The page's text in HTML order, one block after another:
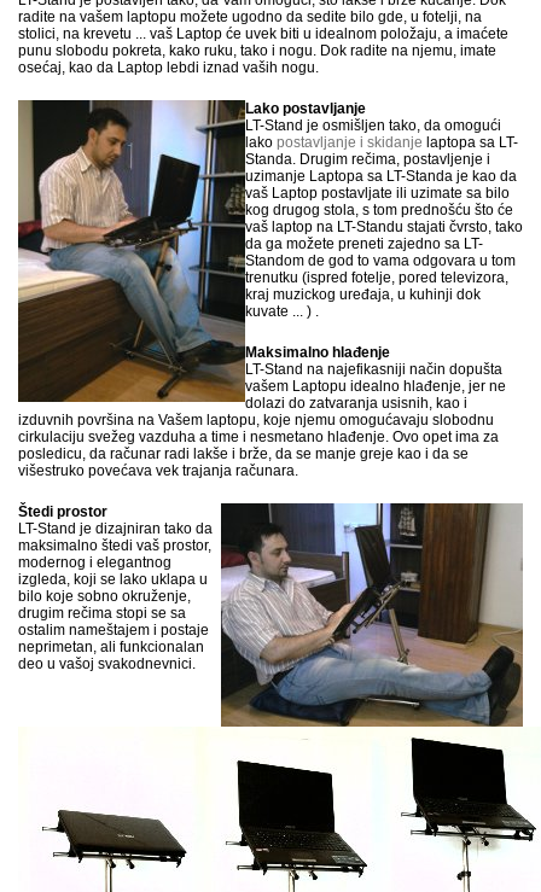
radite na vašem laptopu možete ugodno da sedite bilo gde, u fotelji, na
stolici, na krevetu ... vaš Laptop će uvek biti u idealnom položaju, a imaćete
punu slobodu pokreta, kako ruku, tako i nogu. Dok radite na njemu, imate
osećaj, kao da Laptop lebdi iznad vaših nogu.
Lako postavljanje
LT-Stand je osmišljen tako, da omogući
lako postavljanje i skidanje laptopa sa LT-
Standa. Drugim rečima, postavljenje i
uzimanje Laptopa sa LT-Standa je kao da
vaš Laptop postavljate ili uzimate sa bilo
kog drugog stola, s tom prednošću što će
vaš laptop na LT-Standu stajati čvrsto, tako
da ga možete preneti zajedno sa LT-
Standom de god to vama odgovara u tom
trenutku (ispred fotelje, pored televizora,
kraj muzickog uređaja, u kuhinji dok
kuvate ... ) .
Maksimalno hlađenje
LT-Stand na najefikasniji način dopušta
vašem Laptopu idealno hlađenje, jer ne
dolazi do zatvaranja usisnih, kao i
izduvnih površina na Vašem laptopu, koje njemu omogućavaju slobodnu
cirkulaciju svežeg vazduha a time i nesmetano hlađenje. Ovo opet ima za
posledicu, da računar radi lakše i brže, da se manje greje kao i da se
višestruko povećava vek trajanja računara.
Štedi prostor
LT-Stand je dizajniran tako da
maksimalno štedi vaš prostor,
modernog i elegantnog
izgleda, koji se lako uklapa u
bilo koje sobno okruženje,
drugim rečima stopi se sa
ostalim nameštajem i postaje
neprimetan, ali funkcionalan
deo u vašoj svakodnevnici.